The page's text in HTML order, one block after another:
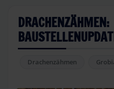
DRACHENZÄHMEN:
Drachenzähmen